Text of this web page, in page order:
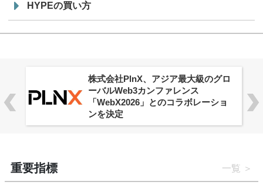
HYPEの買い方
株式会社PlnX、アジア最大級のグロ
ーバルWeb3カンファレンス
「WebX2026」とのコラボレーショ
ンを決定
重要指標 一覧